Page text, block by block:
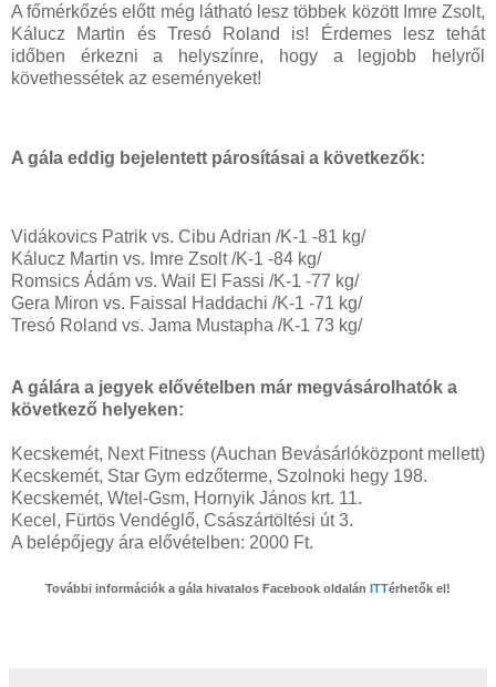
A főmérkőzés előtt még látható lesz többek között Imre Zsolt,
Kálucz Martin és Tresó Roland is! Érdemes lesz tehát
időben érkezni a helyszínre, hogy a legjobb helyről
követhessétek az eseményeket!
A gála eddig bejelentett párosításai a következők:
Vidákovics Patrik vs. Cibu Adrian /K-1 -81 kg/
Kálucz Martin vs. Imre Zsolt /K-1 -84 kg/
Romsics Ádám vs. Wail El Fassi /K-1 -77 kg/
Gera Miron vs. Faissal Haddachi /K-1 -71 kg/
Tresó Roland vs. Jama Mustapha /K-1 73 kg/
A gálára a jegyek elővételben már megvásárolhatók a
következő helyeken:
Kecskemét, Next Fitness (Auchan Bevásárlóközpont mellett)
Kecskemét, Star Gym edzőterme, Szolnoki hegy 198.
Kecskemét, Wtel-Gsm, Hornyik János krt. 11.
Kecel, Fürtös Vendéglő, Császártöltési út 3.
A belépőjegy ára elővételben: 2000 Ft.
További információk a gála hivatalos Facebook oldalán ITTérhetők el!